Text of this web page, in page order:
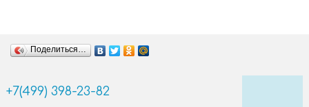
Сердца, Круги и Звезды
Поделиться…
+7(499) 398-23-82